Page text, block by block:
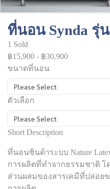
ที่นอน Synda รุ่
1 Sold
฿15,900 - ฿30,900
ขนาดที่นอน
Please Select
ตัวเลือก
Please Select
Short Description
ที่นอนซินด้าระบบ Nature
การผลิตที่ทำจากธรรมชาติ
ส่วนผสมของสารเคมีที่ปล่อย